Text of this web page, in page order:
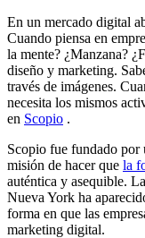
En un mercado digital
Cuando piensa en
la mente? ¿Manzana?
diseño y marketing.
través de imágenes.
necesita los mismos
en Scopio .
Scopio fue fundado por
misión de hacer que la
auténtica y asequible.
Nueva York ha
forma en que las
marketing digital.